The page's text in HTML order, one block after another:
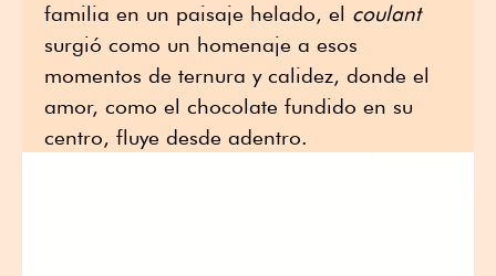
familia en un paisaje helado, el coulant
surgió como un homenaje a esos
momentos de ternura y calidez, donde el
amor, como el chocolate fundido en su
centro, fluye desde adentro.